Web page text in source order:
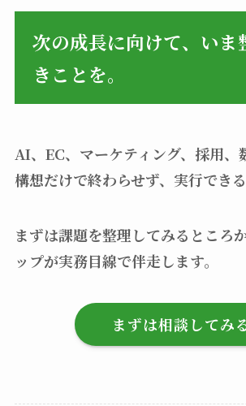
次の成長に向けて、いま
きことを。
AI、EC、マーケティング、採用、
構想だけで終わらせず、実行できる
まずは課題を整理してみるところ
ップが実務目線で伴走します。
まずは相談してみ